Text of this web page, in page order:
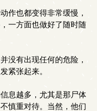
作也都变得非常缓慢，
一方面也做好了随时随
没有出现任何的危险，
紧张起来。
息越多，尤其是那尸体
慎重对待。当然，他们